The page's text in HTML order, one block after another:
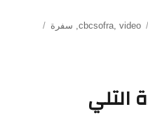
الوسومcbcsofra, video
, سفرة
التلي